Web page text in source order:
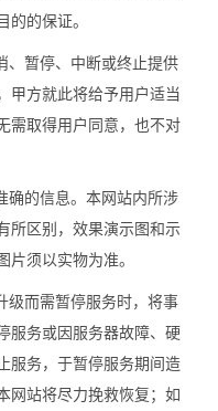
的的保证。
暂停、中断或终止提供
甲方就此将给予用户适当
需取得用户同意，也不对
的信息。本网站内所涉
所区别，效果演示图和示
片须以实物为准。
而需暂停服务时，将事
服务或因服务器故障、硬
服务，于暂停服务期间造
网站将尽力挽救恢复；如